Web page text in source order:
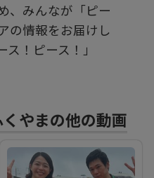
生
、みんなが「ピー
の情報をお届けし
！ピース！」
やまの他の動画